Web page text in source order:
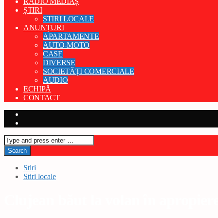
ȘTIRI
STIRI LOCALE
ANUNȚURI
APARTAMENTE
AUTO-MOTO
CASE
DIVERSE
SOCIETĂȚI COMERCIALE
AUDIO
ECHIPĂ
CONTACT
Stiri
Stiri locale